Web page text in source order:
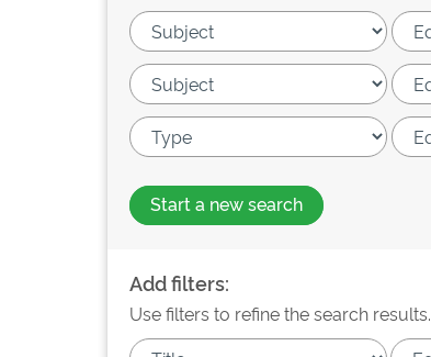
Start a new search
Add filters:
Use filters to refine the search results.